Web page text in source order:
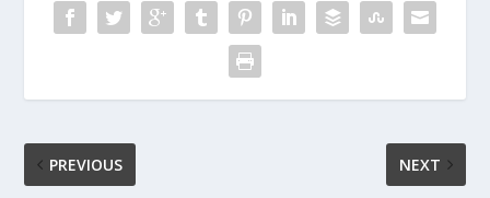
PREVIOUS NEXT